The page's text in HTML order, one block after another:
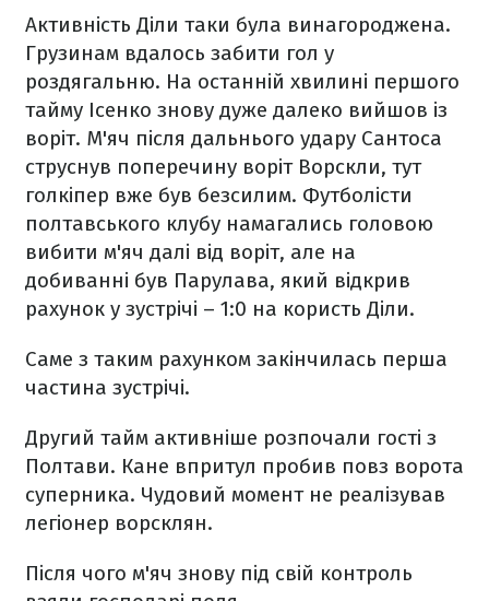
Активність Діли таки була винагороджена.
Грузинам вдалось забити гол у
роздягальню. На останній хвилині першого
тайму Ісенко знову дуже далеко вийшов із
воріт. М'яч після дальнього удару Сантоса
струснув поперечину воріт Ворскли, тут
голкіпер вже був безсилим. Футболісти
полтавського клубу намагались головою
вибити м'яч далі від воріт, але на
добиванні був Парулава, який відкрив
рахунок у зустрічі – 1:0 на користь Діли.
Саме з таким рахунком закінчилась перша
частина зустрічі.
Другий тайм активніше розпочали гості з
Полтави. Кане впритул пробив повз ворота
суперника. Чудовий момент не реалізував
легіонер ворсклян.
Після чого м'яч знову під свій контроль